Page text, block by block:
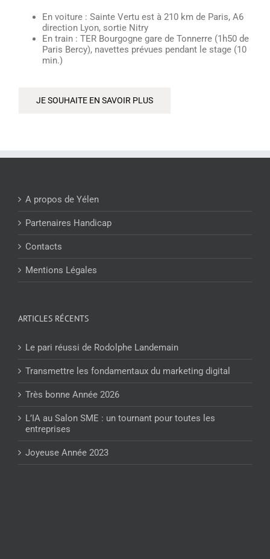
En voiture : Sainte Vertu est à 210 km de Paris, A6
direction Lyon, sortie Nitry
En train : TER Bourgogne gare de Tonnerre (1h50 de
Paris Bercy), navettes prévues pendant le stage (10
min.)
JE SOUHAITE EN SAVOIR PLUS
A propos de Yélen
Partenaires Handicap
Contacts
Mentions Légales
ARTICLES RÉCENTS
Le pari réussi de Rodolphe Landemain
Transmettre les fondamentaux du marketing digital
Très bonne Année 2026
L’IA au Salon SME : un tournant pour toutes les
entreprises
Joyeuse Année 2023